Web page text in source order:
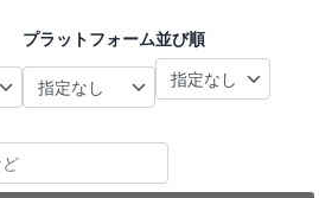
プラットフォーム並び順